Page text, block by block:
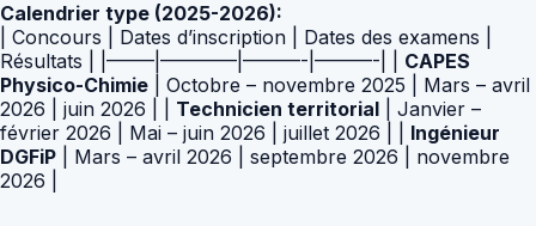
Calendrier type (2025-2026):
| Concours | Dates d’inscription | Dates des examens |
Résultats | |——–|————|———-|———-| | CAPES
Physico-Chimie | Octobre – novembre 2025 | Mars – avril
2026 | juin 2026 | | Technicien territorial | Janvier –
février 2026 | Mai – juin 2026 | juillet 2026 | | Ingénieur
DGFiP | Mars – avril 2026 | septembre 2026 | novembre
2026 |